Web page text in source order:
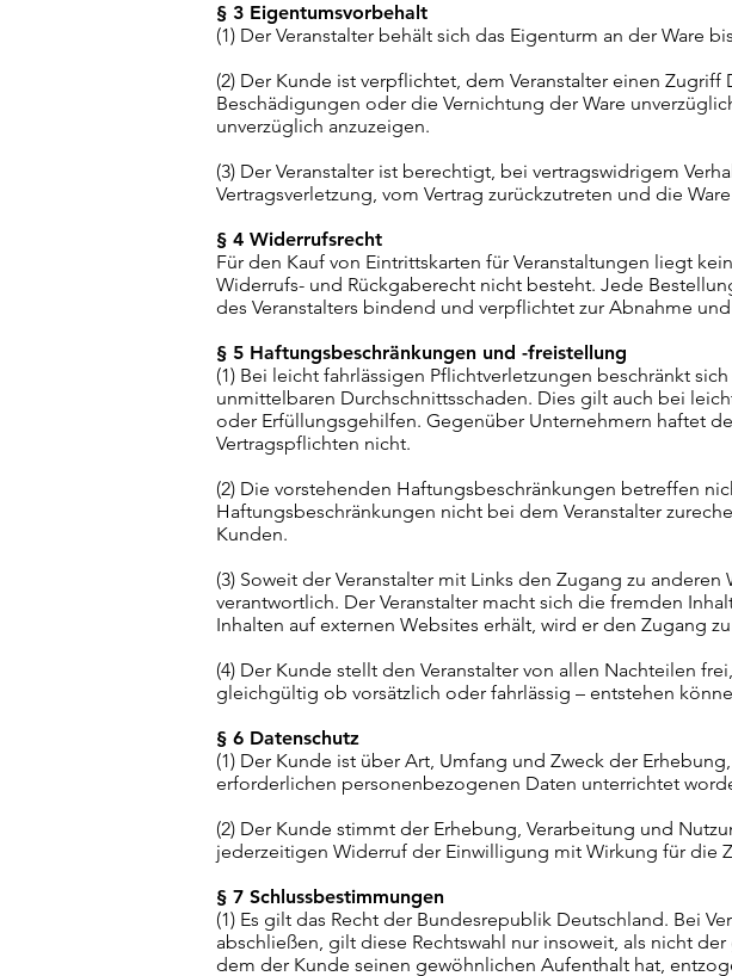
§ 3 Eigentumsvorbehalt
(1) Der Veranstalter behält sich das Eigenturm an der Ware
(2) Der Kunde ist verpflichtet, dem Veranstalter einen
Beschädigungen oder die Vernichtung der Ware
unverzüglich anzuzeigen.
(3) Der Veranstalter ist berechtigt, bei vertragswidrigem
Vertragsverletzung, vom Vertrag zurückzutreten und die
§ 4 Widerrufsrecht
Für den Kauf von Eintrittskarten für Veranstaltungen liegt
Widerrufs- und Rückgaberecht nicht besteht. Jede
des Veranstalters bindend und verpflichtet zur Abnahme
§ 5 Haftungsbeschränkungen und -freistellung
(1) Bei leicht fahrlässigen Pflichtverletzungen beschränkt
unmittelbaren Durchschnittsschaden. Dies gilt auch bei
oder Erfüllungsgehilfen. Gegenüber Unternehmern haftet
Vertragspflichten nicht.
(2) Die vorstehenden Haftungsbeschränkungen betreffen
Haftungsbeschränkungen nicht bei dem Veranstalter
Kunden.
(3) Soweit der Veranstalter mit Links den Zugang zu
verantwortlich. Der Veranstalter macht sich die fremden
Inhalten auf externen Websites erhält, wird er den Zugang
(4) Der Kunde stellt den Veranstalter von allen Nachteilen
gleichgültig ob vorsätzlich oder fahrlässig – entstehen
§ 6 Datenschutz
(1) Der Kunde ist über Art, Umfang und Zweck der
erforderlichen personenbezogenen Daten unterrichtet
(2) Der Kunde stimmt der Erhebung, Verarbeitung und
jederzeitigen Widerruf der Einwilligung mit Wirkung für die
§ 7 Schlussbestimmungen
(1) Es gilt das Recht der Bundesrepublik Deutschland. Bei
abschließen, gilt diese Rechtswahl nur insoweit, als nicht
dem der Kunde seinen gewöhnlichen Aufenthalt hat,